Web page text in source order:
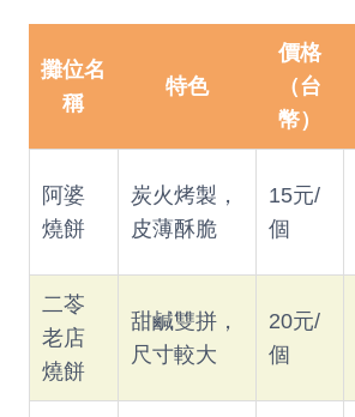
攤位名
稱
特色
價格
（台
幣）
阿婆
燒餅
炭火烤製，
皮薄酥脆
15元/
個
二苓
老店
燒餅
甜鹹雙拼，
尺寸較大
20元/
個